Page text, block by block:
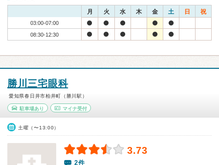
月 火 水 木 金 土 日 祝
03:00-07:00
08:30-12:30
勝川三宅眼科
愛知県春日井市柏井町（勝川駅）
駐車場あり マイナ受付
土曜（〜13:00）
3.73
2件